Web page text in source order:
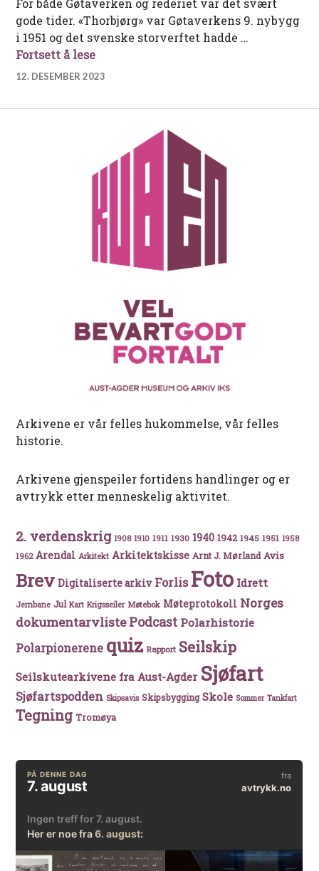
For både Gøtaverken og rederiet var det svært
gode tider. «Thorbjørg» var Gøtaverkens 9. nybygg
i 1951 og det svenske storverftet hadde …
Fortsett å leseM/T «Thorbjørg» – en gullkantet
12. DESEMBER 2023
Arkivene er vår felles hukommelse, vår felles
historie.
Arkivene gjenspeiler fortidens handlinger og er
avtrykk etter menneskelig aktivitet.
2. verdenskrig 1908 1910 1911 1930 1940 1942 1945 1951 1958
1962 Arendal Arkitekt Arkitektskisse Arnt J. Mørland Avis
Brev Digitaliserte arkiv Forlis Foto Idrett
Jernbane Jul Kart Krigsseiler Møtebok Møteprotokoll Norges
dokumentarvlistePodcast Polarhistorie
Polarpionerene quiz Rapport Seilskip
Seilskutearkivene fra Aust-Agder Sjøfart
Sjøfartspodden Skipsavis Skipsbygging Skole Sommer Tankfart
Tegning Tromøya